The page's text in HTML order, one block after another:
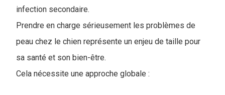
infection secondaire.
Prendre en charge sérieusement les problèmes de
peau chez le chien représente un enjeu de taille pour
sa santé et son bien-être.
Cela nécessite une approche globale :